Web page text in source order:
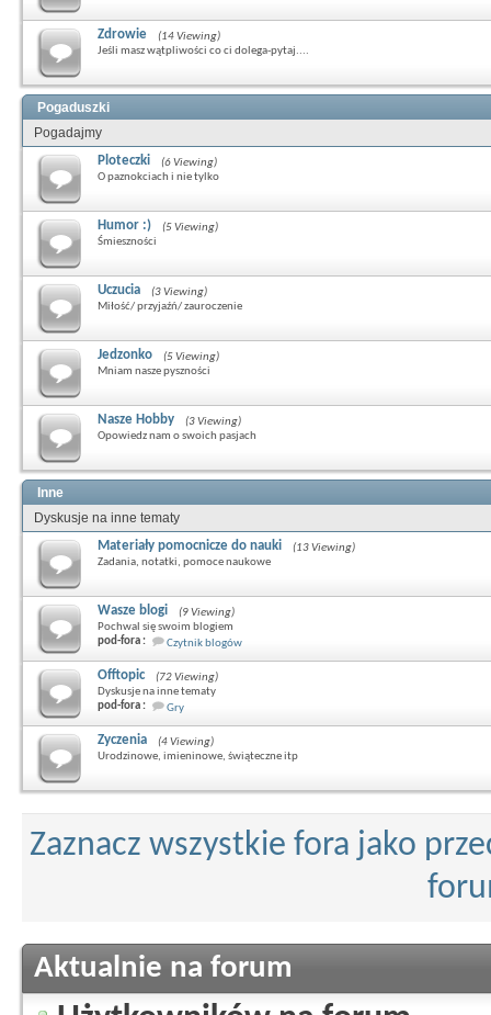
Zdrowie
(14 Viewing)
Jeśli masz wątpliwości co ci dolega-pytaj....
Pogaduszki
Pogadajmy
Ploteczki
(6 Viewing)
O paznokciach i nie tylko
Humor :)
(5 Viewing)
Śmieszności
Uczucia
(3 Viewing)
Miłość/ przyjaźń/ zauroczenie
Jedzonko
(5 Viewing)
Mniam nasze pyszności
Nasze Hobby
(3 Viewing)
Opowiedz nam o swoich pasjach
Inne
Dyskusje na inne tematy
Materiały pomocnicze do nauki
(13 Viewing)
Zadania, notatki, pomoce naukowe
Wasze blogi
(9 Viewing)
Pochwal się swoim blogiem
pod-fora :
Czytnik blogów
Offtopic
(72 Viewing)
Dyskusje na inne tematy
pod-fora :
Gry
Zyczenia
(4 Viewing)
Urodzinowe, imieninowe, świąteczne itp
Zaznacz wszystkie fora jako
Aktualnie na forum